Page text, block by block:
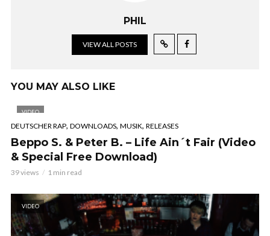
PHIL
VIEW ALL POSTS
YOU MAY ALSO LIKE
VIDEO
DEUTSCHER RAP, DOWNLOADS, MUSIK, RELEASES
Beppo S. & Peter B. – Life Ain´t Fair (Video
& Special Free Download)
39 views 1 min read
VIDEO